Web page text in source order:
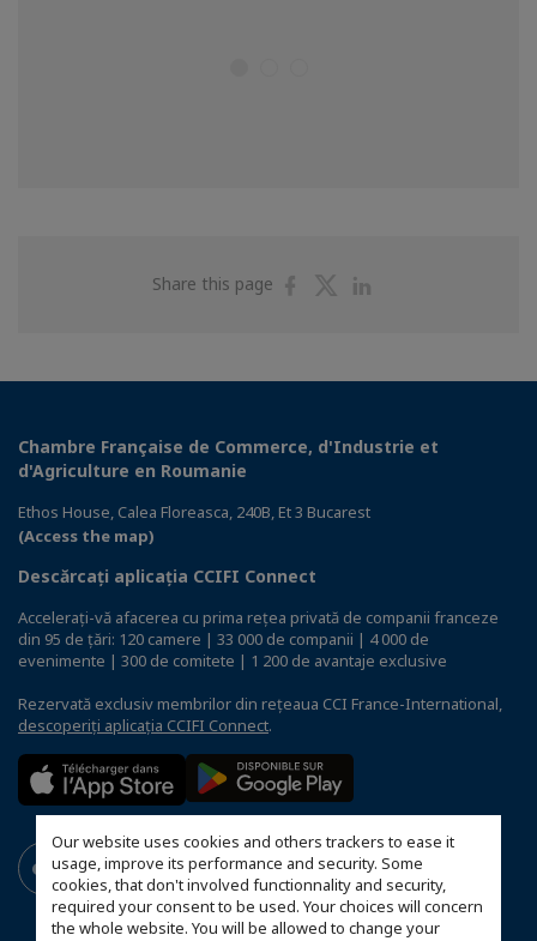
Our website uses cookies and others trackers to ease it
usage, improve its performance and security. Some
cookies, that don't involved functionnality and security,
required your consent to be used. Your choices will concern
the whole website. You will be allowed to change your
Share this page
ShareShare
Chambre Française de Commerce, d'Industrie et
d'Agriculture en Roumanie
Ethos House, Calea Floreasca, 240B, Et 3 Bucarest
(Access the map)
Descărcați aplicația CCIFI Connect
Accelerați-vă afacerea cu prima rețea privată de companii franceze
din 95 de țări: 120 camere | 33 000 de companii | 4 000 de
evenimente | 300 de comitete | 1 200 de avantaje exclusive
Rezervată exclusiv membrilor din rețeaua CCI France-International,
descoperiți aplicația CCIFI Connect.